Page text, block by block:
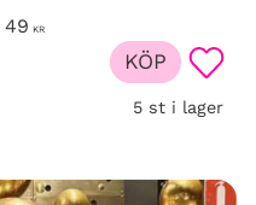
i favoriter
49 KR
5 st i lager
KÖP